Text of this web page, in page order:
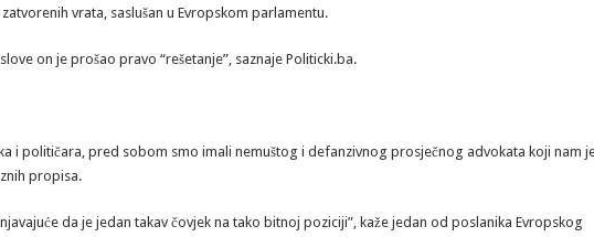
vrata, saslušan u Evropskom parlamentu.
on je prošao pravo “rešetanje”, saznaje Politicki.ba.
i političara, pred sobom smo imali nemuštog i defanzivnog prosječnog advokata koji nam
propisa.
da je jedan takav čovjek na tako bitnoj poziciji”, kaže jedan od poslanika Evropskog